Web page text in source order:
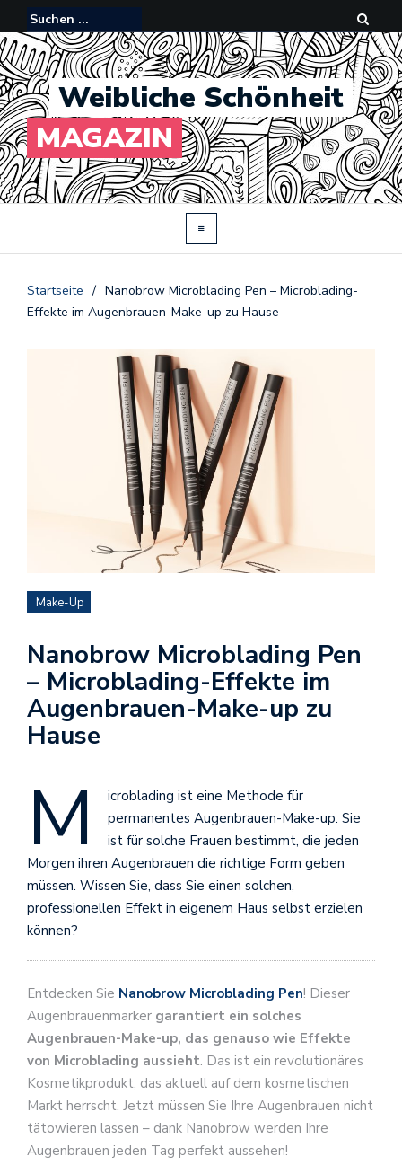
Weibliche Schönheit
MAGAZIN
Startseite / Nanobrow Microblading Pen – Microblading-
Effekte im Augenbrauen-Make-up zu Hause
Make-Up
Nanobrow Microblading Pen
– Microblading-Effekte im
Augenbrauen-Make-up zu
Hause
M
icroblading ist eine Methode für
permanentes Augenbrauen-Make-up. Sie
ist für solche Frauen bestimmt, die jeden
Morgen ihren Augenbrauen die richtige Form geben
müssen. Wissen Sie, dass Sie einen solchen,
professionellen Effekt in eigenem Haus selbst erzielen
können?
Entdecken Sie Nanobrow Microblading Pen! Dieser
Augenbrauenmarker garantiert ein solches
Augenbrauen-Make-up, das genauso wie Effekte
von Microblading aussieht. Das ist ein revolutionäres
Kosmetikprodukt, das aktuell auf dem kosmetischen
Markt herrscht. Jetzt müssen Sie Ihre Augenbrauen nicht
tätowieren lassen – dank Nanobrow werden Ihre
Augenbrauen jeden Tag perfekt aussehen!